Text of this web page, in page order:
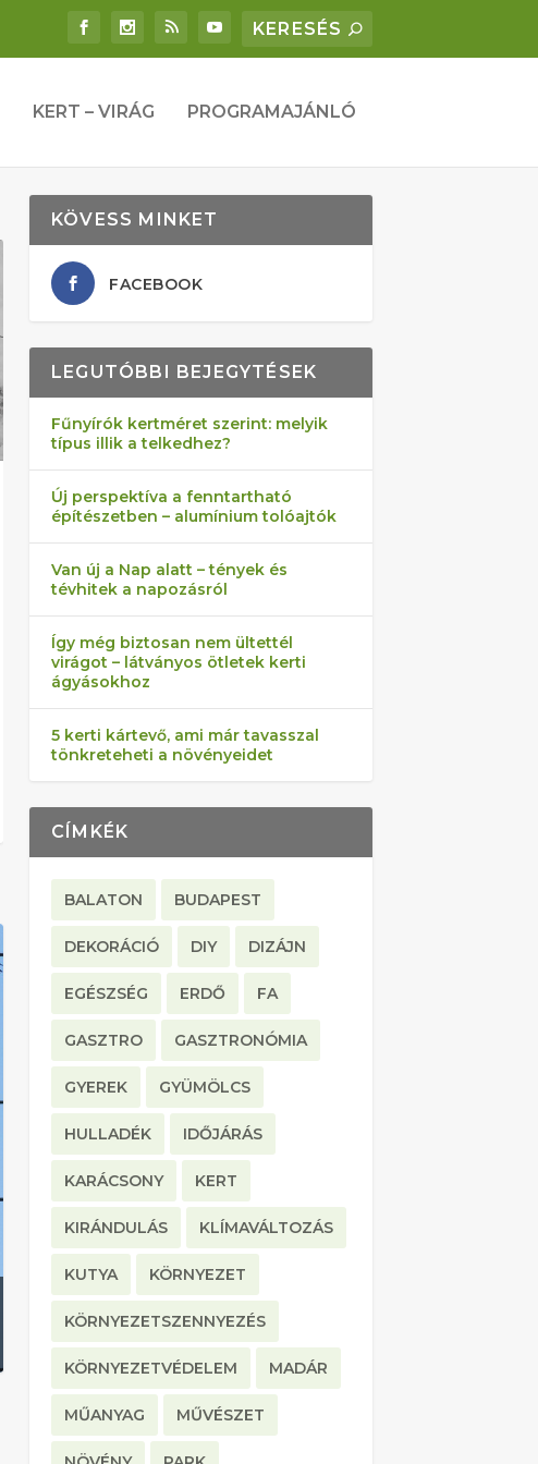
KERT – VIRÁG PROGRAMAJÁNLÓ
KÖVESS MINKET
FACEBOOK
LEGUTÓBBI BEJEGYTÉSEK
Fűnyírók kertméret szerint: melyik
típus illik a telkedhez?
Új perspektíva a fenntartható
építészetben – alumínium tolóajtók
Van új a Nap alatt – tények és
tévhitek a napozásról
Így még biztosan nem ültettél
virágot – látványos ötletek kerti
ágyásokhoz
5 kerti kártevő, ami már tavasszal
tönkreteheti a növényeidet
CÍMKÉK
BALATON BUDAPEST
DEKORÁCIÓ DIY DIZÁJN
EGÉSZSÉG ERDŐ FA
GASZTRO GASZTRONÓMIA
GYEREK GYÜMÖLCS
HULLADÉK IDŐJÁRÁS
KARÁCSONY KERT
KIRÁNDULÁS KLÍMAVÁLTOZÁS
KUTYA KÖRNYEZET
KÖRNYEZETSZENNYEZÉS
KÖRNYEZETVÉDELEM MADÁR
MŰANYAG MŰVÉSZET